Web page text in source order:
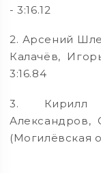
- 3:16.12
2. Арсений
Калачёв,
3:16.84
3. Кирилл
Александров,
(Могилёвская